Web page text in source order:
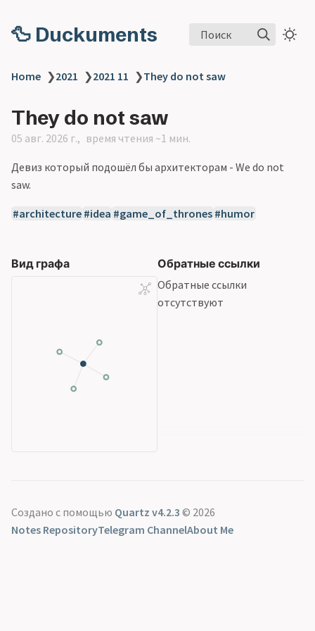
🦆 Duckuments Поиск
Home ❯2021 ❯2021 11 ❯They do not saw
They do not saw
05 авг. 2026 г. время чтения ~1 мин.
Девиз который подошёл бы архитекторам - We do not
saw.
architecture idea game_of_thrones humor
Вид графа
Обратные ссылки
Обратные ссылки
отсутствуют
Создано с помощью Quartz v4.2.3 © 2026
Notes RepositoryTelegram ChannelAbout Me